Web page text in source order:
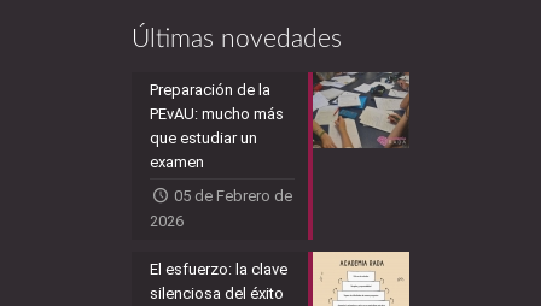
Últimas novedades
Preparación de la
PEvAU: mucho más
que estudiar un
examen
05 de Febrero de
2026
El esfuerzo: la clave
silenciosa del éxito